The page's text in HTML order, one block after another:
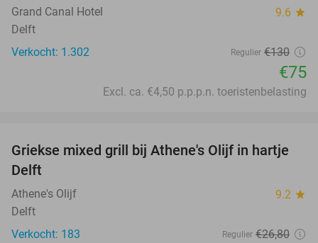
Grand Canal Hotel 9.6 star
Delft
Verkocht: 1.302
Regulier €130
€75
Excl. ca. €4,50 p.p.p.n. toeristenbelasting
26%
Griekse mixed grill bij Athene's Olijf in hartje
Delft
Athene's Olijf 9.2 star
Delft
Verkocht: 183
Regulier €26,80